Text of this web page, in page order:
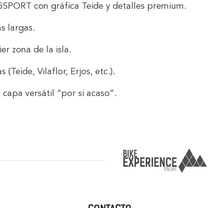
con gráfica Teide y detalles premium.
largas.
zona de la isla.
(Teide, Vilaflor, Erjos, etc.).
versátil “por si acaso”.